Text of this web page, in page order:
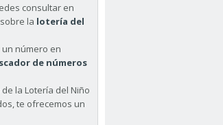
consultar en
la lotería del
número en
de números
de la Lotería del Niño
te ofrecemos un